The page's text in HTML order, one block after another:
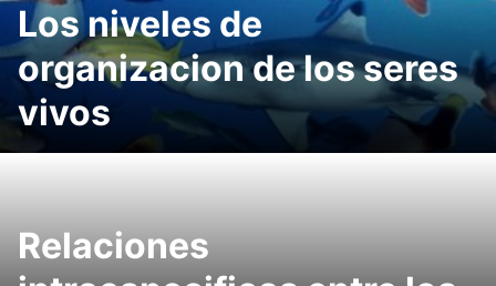
Los niveles de
organizacion de los seres
vivos
Relaciones